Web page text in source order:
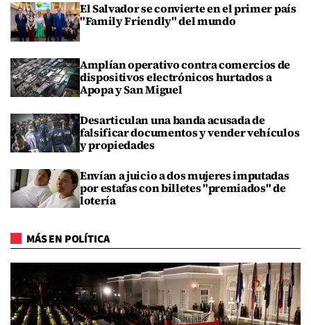
El Salvador se convierte en el primer país
"Family Friendly" del mundo
Amplían operativo contra comercios de
dispositivos electrónicos hurtados a
Apopa y San Miguel
Desarticulan una banda acusada de
falsificar documentos y vender vehículos
y propiedades
Envían a juicio a dos mujeres imputadas
por estafas con billetes "premiados" de
lotería
MÁS EN POLÍTICA